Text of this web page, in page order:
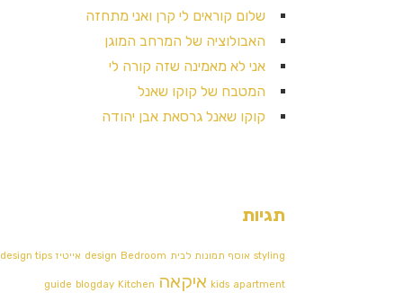
שלום קוראים לי קרן ואני מתחזה
האבולוציה של המרחב המוגן
אני לא מאמינה שזה קורה לי
המטבח של קוקו שאנל
קוקו שאנל גרסאת אבן יהודה
תגיות
styling אוסף תמונות לבית design Bedroom אייטיז design tips
kids apartment איקאה guide blogday Kitchen